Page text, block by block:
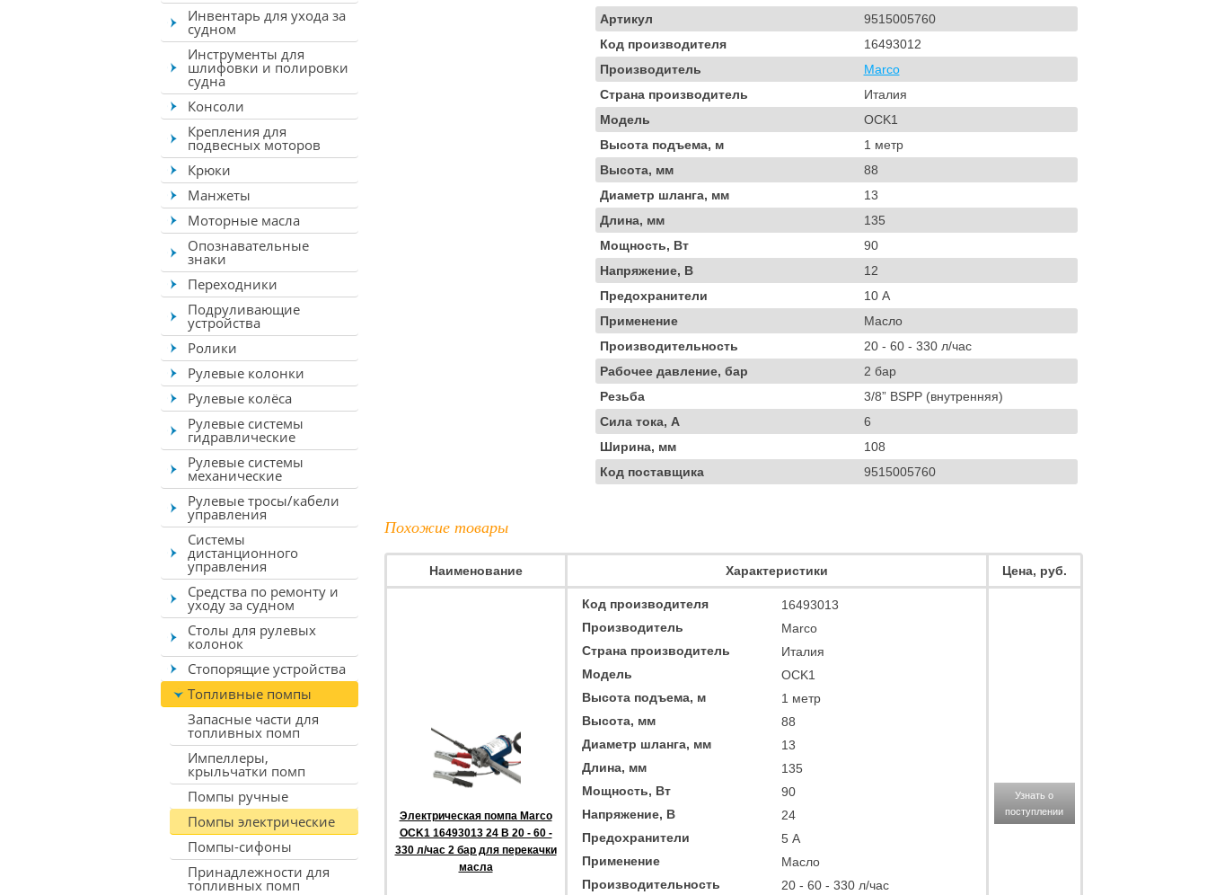
Инвентарь для ухода за
судном
Инструменты для
шлифовки и полировки
судна
Консоли
Крепления для
подвесных моторов
Крюки
Манжеты
Моторные масла
Опознавательные
знаки
Переходники
Подруливающие
устройства
Ролики
Рулевые колонки
Рулевые колёса
Рулевые системы
гидравлические
Рулевые системы
механические
Рулевые тросы/кабели
управления
Системы
дистанционного
управления
Средства по ремонту и
уходу за судном
Столы для рулевых
колонок
Стопорящие устройства
Топливные помпы
Запасные части для
топливных помп
Импеллеры,
крыльчатки помп
Помпы ручные
Помпы электрические
Помпы-сифоны
Принадлежности для
топливных помп
Артикул
9515005760
Код производителя
16493012
Производитель
Marco
Страна производитель
Италия
Модель
OCK1
Высота подъема, м
1 метр
Высота, мм
88
Диаметр шланга, мм
13
Длина, мм
135
Мощность, Вт
90
Напряжение, В
12
Предохранители
10 А
Применение
Масло
Производительность
20 - 60 - 330 л/час
Рабочее давление, бар
2 бар
Резьба
3/8” BSPP (внутренняя)
Сила тока, А
6
Ширина, мм
108
Код поставщика
9515005760
Похожие товары
Наименование Характеристики Цена, руб.
Электрическая помпа Marco
OCK1 16493013 24 В 20 - 60 -
330 л/час 2 бар для перекачки
масла
Код производителя
16493013
Производитель
Marco
Страна производитель
Италия
Модель
OCK1
Высота подъема, м
1 метр
Высота, мм
88
Диаметр шланга, мм
13
Длина, мм
135
Мощность, Вт
90
Напряжение, В
24
Предохранители
5 А
Применение
Масло
Производительность
20 - 60 - 330 л/час
Узнать о
поступлении